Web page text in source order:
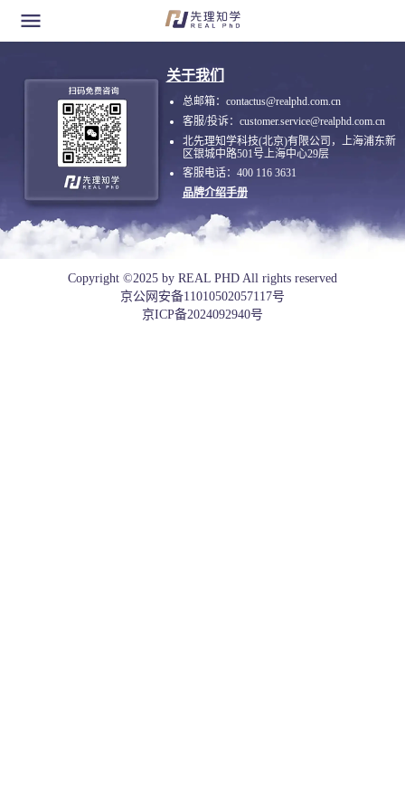
关于我们
总邮箱： contactus@realphd.com.cn
客服/投诉： customer.service@realphd.com.cn
北先理知学科技(北京)有限公司，上海浦东新
区银城中路501号上海中心29层
客服电话： 400 116 3631
品牌介绍手册
Copyright ©2025 by REAL PHD All rights reserved
京公网安备11010502057117号
京ICP备2024092940号